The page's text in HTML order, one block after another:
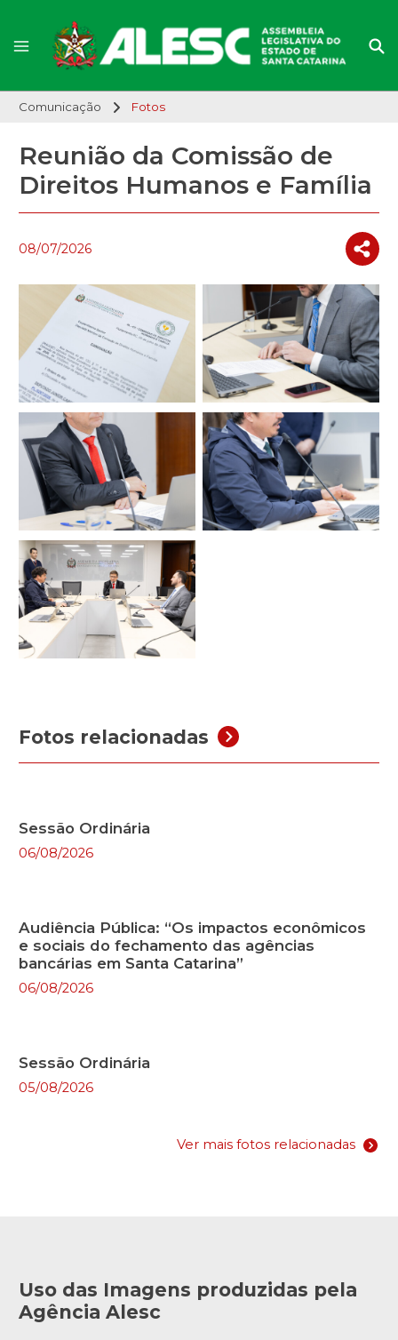
Comunicação Fotos
Reunião da Comissão de
Direitos Humanos e Família
08/07/2026
Fotos relacionadas
Sessão Ordinária
06/08/2026
Audiência Pública: “Os impactos econômicos
e sociais do fechamento das agências
bancárias em Santa Catarina”
06/08/2026
Sessão Ordinária
05/08/2026
Ver mais fotos relacionadas
Uso das Imagens produzidas pela
Agência Alesc